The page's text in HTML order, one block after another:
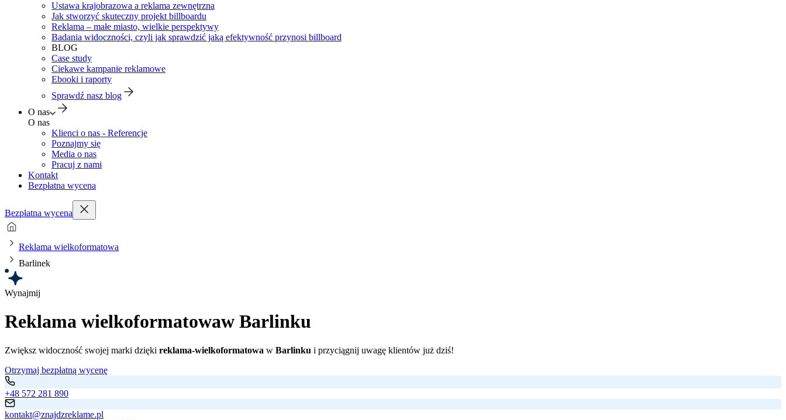
Ustawa krajobrazowa a reklama zewnętrzna
Jak stworzyć skuteczny projekt billboardu
Reklama – małe miasto, wielkie perspektywy
Badania widoczności, czyli jak sprawdzić jaką efektywność przynosi billboard
BLOG
Case study
Ciekawe kampanie reklamowe
Ebooki i raporty
Sprawdź nasz blog
O nas
O nas
Klienci o nas - Referencje
Poznajmy się
Media o nas
Pracuj z nami
Kontakt
Bezpłatna wycena
Bezpłatna wycena
Reklama wielkoformatowa
Barlinek
Wynajmij
Reklama wielkoformatowaw Barlinku
Zwiększ widoczność swojej marki dzięki reklama-wielkoformatowa w Barlinku i przyciągnij uwagę klientów już dziś!
Otrzymaj bezpłatną wycenę
+48 572 281 890
kontakt@znajdzreklame.pl